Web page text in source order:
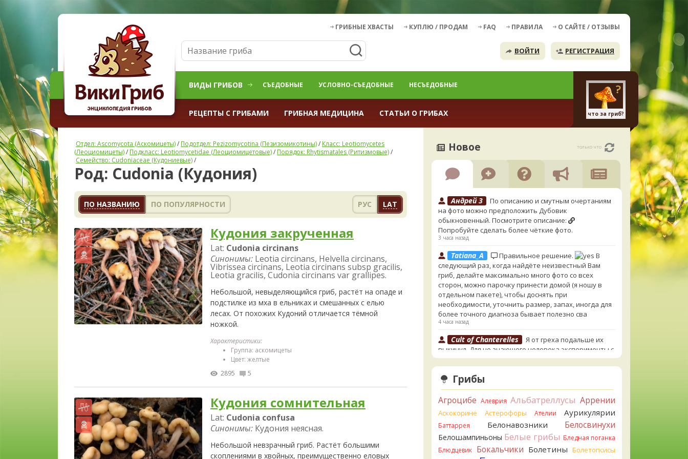
ГРИБНЫЕ ХВАСТЫ КУПЛЮ / ПРОДАМ FAQ ПРАВИЛА О САЙТЕ / ОТЗЫВЫ
ВОЙТИ РЕГИСТРАЦИЯ
ВИДЫ ГРИБОВ СЪЕДОБНЫЕ УСЛОВНО-СЪЕДОБНЫЕ НЕСЪЕДОБНЫЕ
РЕЦЕПТЫ С ГРИБАМИ ГРИБНАЯ МЕДИЦИНА СТАТЬИ О ГРИБАХ что за гриб?
Отдел: Ascomycota (Аскомицеты)/ Подотдел: Pezizomycotina (Пезизомикотины)/ Класс: Leotiomycetes
(Леоциомицеты)/ Подкласс: Leotiomycetidae (Леоциомицетовые)/ Порядок: Rhytismatales (Ритизмовые)/
Семейство: Cudoniaceae (Кудониевые)/
Род: Cudonia (Кудония)
ПО НАЗВАНИЮ ПО ПОПУЛЯРНОСТИ РУС LAT
Кудония закрученная
Lat: Cudonia circinans
Синонимы: Leotia circinans, Helvella circinans,
Vibrissea circinans, Leotia circinans subsp gracilis,
Leotia gracilis, Cudonia circinans var grallipes.
Небольшой, невыделяющийся гриб, растёт на опаде и
подстилке из мха в ельниках и смешанных с елью
лесах. От похожих Кудоний отличается тёмной
ножкой.
Характеристики:
Группа: аскомицеты
Цвет: желтые
2895
5
Кудония сомнительная
Lat: Cudonia confusa
Синонимы: Кудония неясная.
Небольшой невзрачный гриб. Растёт большими
скоплениями в хвойных, преимущественно еловых
Новое только что
Андрей 3
По описанию и смутным очертаниям
на фото можно предположить Дубовик
обыкновенный. Посмотрите описание:
Попробуйте сделать более чёткие фото.
3 часа назад
Tatiana_A Правильное решение.
В
следующий раз, когда найдёте неизвестный Вам
гриб, делайте максимально много фото со всех
сторон, можно парочку принести домой (я ношу в
отдельном пакете), чтобы доснять при
необходимости, уточнить размер, запах, иногда для
более точного диагноза бывает полезно сва
4 часа назад
Cult of Chanterelles
Я от греха подальше их
выкинул. Для не знающего человека эксперименты с
говорушками, наверное, плохая идея.
4 часа назад
Tatiana_A
- хоть пруд пруди, и далеко не все описаны на этом
сайте. И большинство из них как минимум
несъедобны. Ворончатая должна слабо пахнуть
миндалём. Из похожих есть, скажем, Желобчатая и
Бледноокрашенная. Росли не не древесине, так? Из
земли или из подстилки
4 часа назад
Грибы
Агроцибе Алеврия Альбатреллусы Аррении
Аскокорине Астерофоры Ателии Аурикулярии
Баттаррея Белонавозники Белосвинухи
Белошампиньоны Белые грибы Бледная поганка
Блюдцевик
Бокальчики Болетины Болетопсисы